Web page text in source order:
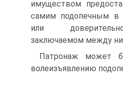
имуществом
самим подопечным в
или
заключаемом между
Патронаж может
волеизъявлению